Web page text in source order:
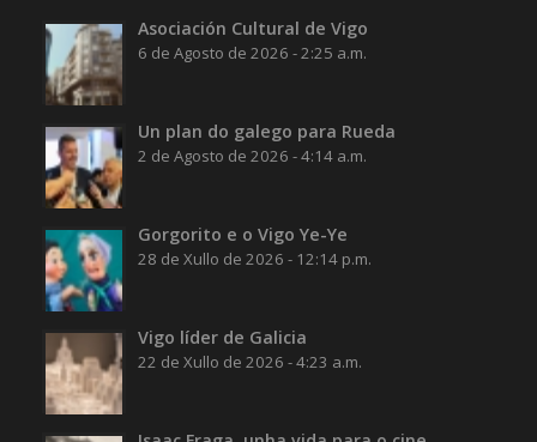
Asociación Cultural de Vigo
6 de Agosto de 2026 - 2:25 a.m.
Un plan do galego para Rueda
2 de Agosto de 2026 - 4:14 a.m.
Gorgorito e o Vigo Ye-Ye
28 de Xullo de 2026 - 12:14 p.m.
Vigo líder de Galicia
22 de Xullo de 2026 - 4:23 a.m.